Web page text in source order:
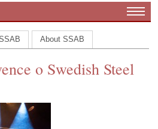
About SSAB
o Swedish Steel